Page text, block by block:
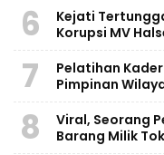
6
Kejati
Korupsi MV
7
Pelatihan
Pimpinan
8
Viral, Seorang
Barang Milik